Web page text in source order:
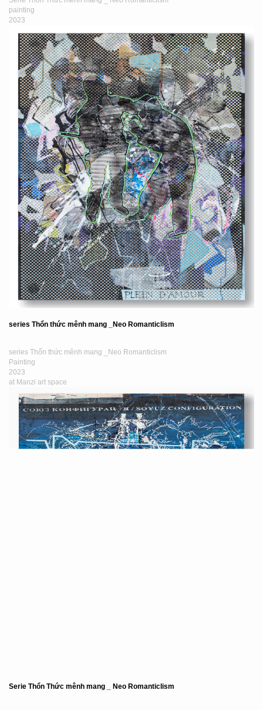
painting
2023
series Thổn thức mênh mang _Neo Romanticlism
series Thổn thức mênh mang _Neo Romanticlism
Painting
2023
at Manzi art space
Serie Thổn Thức mênh mang _ Neo Romanticlism